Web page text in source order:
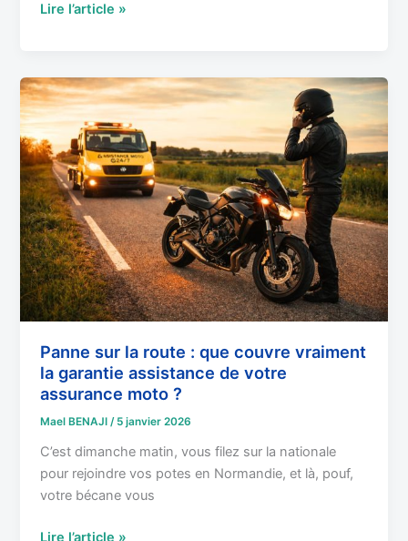
Lire l’article »
Panne sur la route : que couvre vraiment
la garantie assistance de votre
assurance moto ?
Mael BENAJI/ 5 janvier 2026
C’est dimanche matin, vous filez sur la nationale
pour rejoindre vos potes en Normandie, et là, pouf,
votre bécane vous
Panne
sur
la
route
:
que
couvre
vraiment
la
garantie
assistance
votre
assurance
moto
?
Lire l’article »